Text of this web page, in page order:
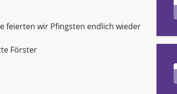
feierten wir Pfingsten endlich wieder
Förster